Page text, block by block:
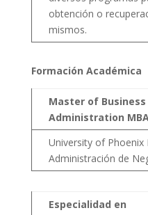
obtención o
mismos.
Formación Académica
Master of Business
Administration MBA
University of Phoenix
Administración de
Especialidad en